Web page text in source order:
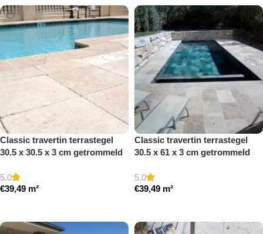
Classic travertin terrastegel
30.5 x 30.5 x 3 cm getrommeld
5.0
€39,49 m²
Classic travertin terrastegel
30.5 x 61 x 3 cm getrommeld
5.0
€39,49 m²